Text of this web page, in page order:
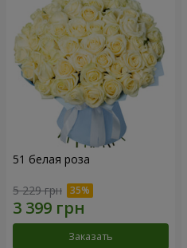
51 белая роза
5 229 грн
Заказать